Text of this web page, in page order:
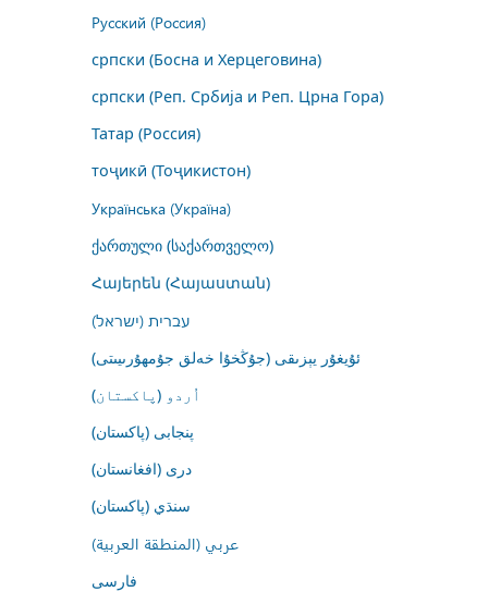
Русский (Россия)
српски (Босна и Херцеговина)
српски (Реп. Србија и Реп. Црна Гора)
Татар (Россия)
тоҷикӣ (Тоҷикистон)
Українська (Україна)
ქართული (საქართველო)
Հայերեն (Հայաստան)
עברית (ישראל)
ئۇيغۇر يېزىقى (جۇڭخۇا خەلق جۇمھۇرىيىتى)
اُردو (پاکستان)
پنجابی (پاکستان)
درى (افغانستان)
سنڌي (پاکستان)
عربي (المنطقة العربية)
فارسى